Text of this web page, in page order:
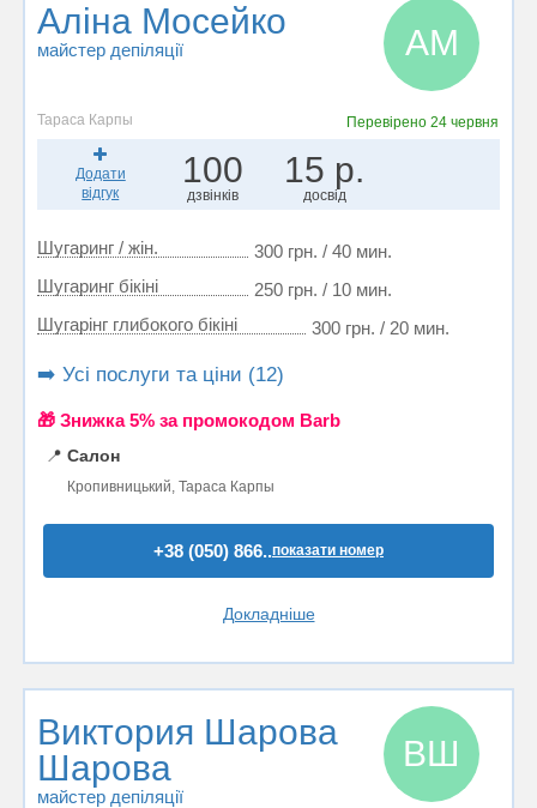
Аліна Мосейко
майстер депіляції АМ
Тараса Карпы Перевірено24 червня
Додати
відгук
100
дзвінків
15 р.
досвід
Шугаринг / жін.
300 грн. / 40 мин.
Шугаринг бікіні
250 грн. / 10 мин.
Шугарінг глибокого бікіні
300 грн. / 20 мин.
➡️ Усі послуги та ціни (12)
🎁 Знижка 5% за промокодом Barb
📍 Салон
Кропивницький, Тараса Карпы
+38 (050) 866..показати номер
Докладніше
Виктория Шарова
Шарова
майстер депіляції
ВШ